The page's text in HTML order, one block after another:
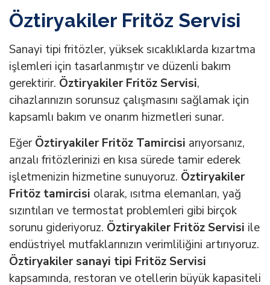
Öztiryakiler Fritöz Servisi
Sanayi tipi fritözler, yüksek sıcaklıklarda kızartma
işlemleri için tasarlanmıştır ve düzenli bakım
gerektirir. Öztiryakiler Fritöz Servisi,
cihazlarınızın sorunsuz çalışmasını sağlamak için
kapsamlı bakım ve onarım hizmetleri sunar.
EğerÖztiryakiler Fritöz Tamircisi arıyorsanız,
arızalı fritözlerinizi en kısa sürede tamir ederek
işletmenizin hizmetine sunuyoruz. Öztiryakiler
Fritöz tamircisi olarak, ısıtma elemanları, yağ
sızıntıları ve termostat problemleri gibi birçok
sorunu gideriyoruz. Öztiryakiler Fritöz Servisi ile
endüstriyel mutfaklarınızın verimliliğini artırıyoruz.
Öztiryakiler sanayi tipi Fritöz Servisi
kapsamında, restoran ve otellerin büyük kapasiteli